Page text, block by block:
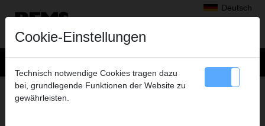
Deutsch
Produkte>Radialpressen>
REMS Presszangen A1-32kN/REMS Pressringe
Cookie-Einstellungen
Technisch notwendige Cookies tragen dazu
bei, grundlegende Funktionen der Website zu
gewährleisten.